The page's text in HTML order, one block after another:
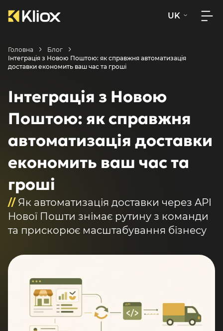
UK
Головна
Блог
Інтеграція з Новою Поштою: як справжня автоматизація
доставки економить ваш час та гроші
Інтеграція з Новою
Поштою: як справжня
автоматизація доставки
економить ваш час та
гроші
//Як автоматизація доставки через API
Нової Пошти знімає рутину з команди
та прискорює масштабування бізнесу